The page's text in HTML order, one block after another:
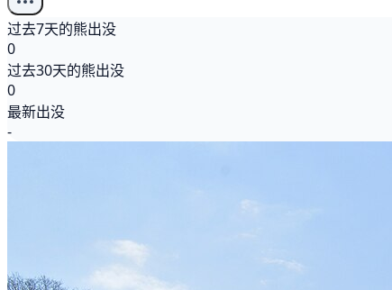
过去7天的熊出没
0
过去30天的熊出没
0
最新出没
-